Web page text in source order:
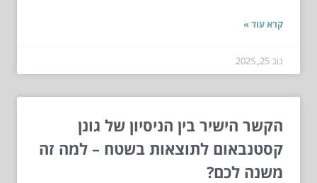
קרא עוד »
נוב 25, 2025
הקשר הישיר בין הניסיון של גונן
קסטנבאום לתוצאות בשטח – למה זה
משנה לכם?